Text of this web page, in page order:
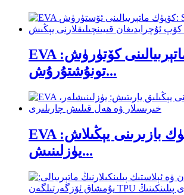
EVA كۆپۈك ماتېرىيالىنى كۆتۈرۈش:
تونۇشتۇرۇش...
EVA كۆپۈك بازىرىنى يېڭىلاش:
يۈزلىنىش...